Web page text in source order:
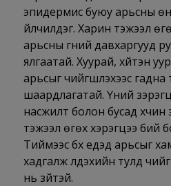
эпидермис буюу арьсны
үйлчилдэг. Харин тэжээл өгөх
арьсны гүний давхаргууд
ялгаатай. Хуурай, хүйтэн
арьсыг чийгшүүлэхээс
шаардлагатай. Үүний
насжилт болон бусад хүчин
тэжээл өгөх хэрэгцээ бий
Тиймээс бүх үеүдэд арьсыг
хадгалж үлдэхийн тулд
нь зүйтэй.